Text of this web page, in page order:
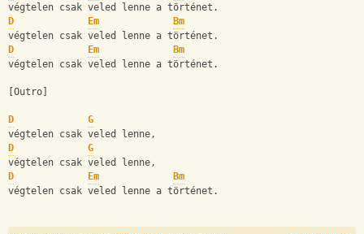
végtelen csak veled lenne a történet.
D
Em
Bm
végtelen csak veled lenne a történet.
D
Em
Bm
végtelen csak veled lenne a történet.
[Outro]
D
G
végtelen csak veled lenne,
D
G
végtelen csak veled lenne,
D
Em
Bm
végtelen csak veled lenne a történet.